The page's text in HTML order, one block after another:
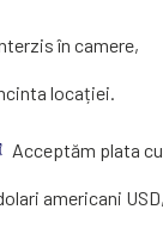
în camere,
locației.
Acceptăm plata cu
americani USD,